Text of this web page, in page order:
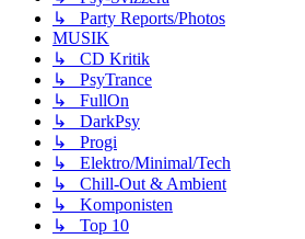
↳ Party Reports/Photos
MUSIK
↳ CD Kritik
↳ PsyTrance
↳ FullOn
↳ DarkPsy
↳ Progi
↳ Elektro/Minimal/Tech
↳ Chill-Out & Ambient
↳ Komponisten
↳ Top 10